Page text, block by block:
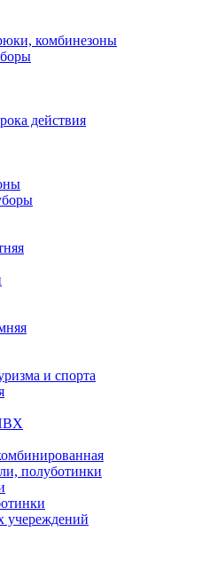
комбинезоны
действия
и спорта
полуботинки
учереждений